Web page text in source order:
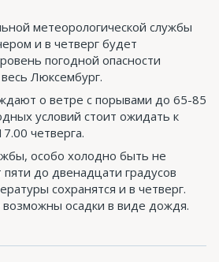
метеорологической службы
и в четверг будет
погодной опасности
Люксембург.
о ветре с порывами до 65-85
условий стоит ожидать к
четверга.
особо холодно быть не
до двенадцати градусов
сохранятся и в четверг.
осадки в виде дождя.